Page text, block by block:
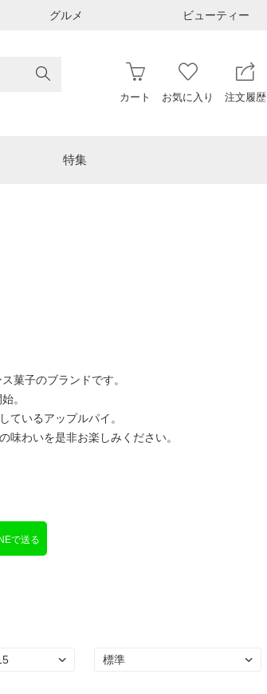
グルメ ビューティー
カート お気に入り 注文履歴
特集
菓子のブランドです。
。
ているアップルパイ。
わいを是非お楽しみください。
で送る